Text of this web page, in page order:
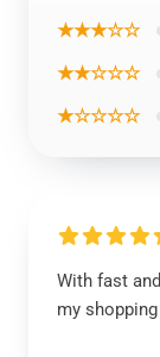
★★★☆☆
★★☆☆☆
★☆☆☆☆
With fast
my